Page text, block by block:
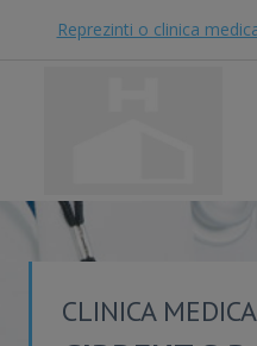
Reprezinti o clinica
CLINICA